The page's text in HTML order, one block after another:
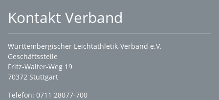
Kontakt Verband
Württembergischer Leichtathletik-Verband e.V.
Geschäftsstelle
Fritz-Walter-Weg 19
70372 Stuttgart
Telefon: 0711 28077-700